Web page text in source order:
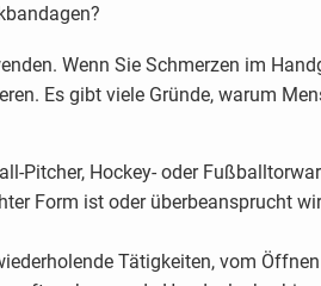
Wenn Sie Schmerzen im
Es gibt viele Gründe, warum
Pitcher, Hockey- oder
Form ist oder überbeansprucht
Tätigkeiten, vom